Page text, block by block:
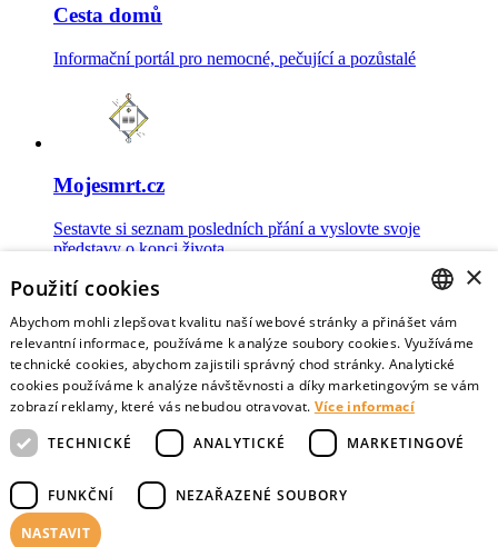
Cesta domů
Informační portál pro nemocné, pečující a pozůstalé
Mojesmrt.cz
Sestavte si seznam posledních přání a vyslovte svoje
představy o konci života
Data o umírání
Nejnovější data o postojích veřejnosti a zdravotníků k umírání
CZECH
ENGLISH
×
Použití cookies
Abychom mohli zlepšovat kvalitu naší webové stránky a přinášet vám
relevantní informace, používáme k analýze soubory cookies. Využíváme
technické cookies, abychom zajistili správný chod stránky. Analytické
cookies používáme k analýze návštěvnosti a díky marketingovým se vám
zobrazí reklamy, které vás nebudou otravovat. Více informací
TECHNICKÉ
ANALYTICKÉ MARKETINGOVÉ
FUNKČNÍ NEZAŘAZENÉ SOUBORY
NASTAVIT